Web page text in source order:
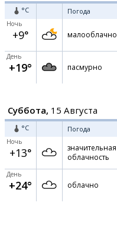
°C Погода
Ночь
+9° малооблачно
День
+19° пасмурно
Суббота, 15 Августа
°C Погода
Ночь
+13°
значительная
облачность
День
+24° облачно